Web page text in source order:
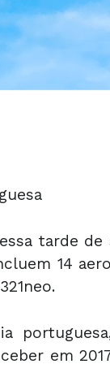
tarde de
14
em